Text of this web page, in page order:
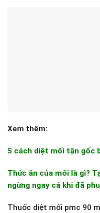
Xem thêm:
5 cách diệt mối tận gốc
Thức ăn của mối là gì?
ngừng ngay cả khi đã
Thuốc diệt mối pmc 90